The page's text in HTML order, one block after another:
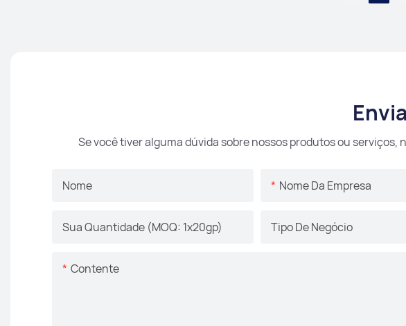
Se você tiver alguma dúvida sobre nossos produtos ou
Nome Nome Da Empresa
Sua Quantidade (MOQ: 1x20gp) Tipo De Negócio
Contente